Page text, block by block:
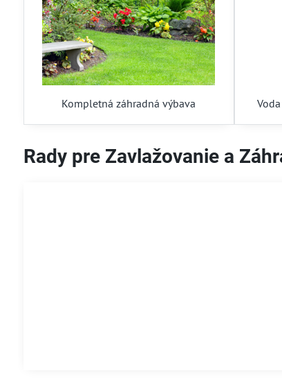
Kompletná záhradná výbava
Rady pre Zavlažovanie a